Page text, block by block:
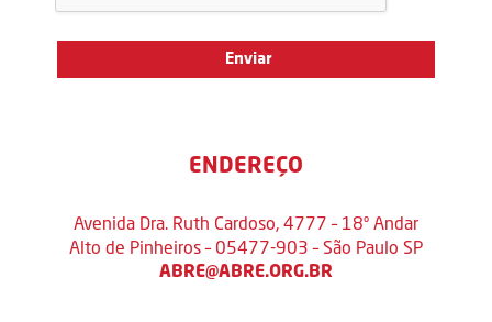
ENDEREÇO
Avenida Dra. Ruth Cardoso, 4777 – 18º Andar
Alto de Pinheiros – 05477-903 – São Paulo SP
ABRE@ABRE.ORG.BR